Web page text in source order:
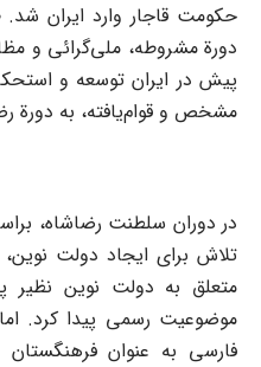
حکومت قاجار وارد ایران
دورة مشروطه، ملی‌گرائی و
پیش در ایران توسعه و
مشخص و قوام‌یافته، به دورة
در دوران سلطنت رضاشاه،
تلاش برای ایجاد دولت
متعلق به دولت نوین نظیر
موضوعیت رسمی پیدا کرد. اما
فارسی به عنوان